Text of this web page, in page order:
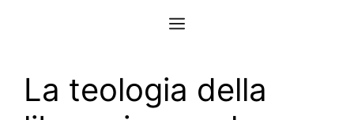
Menu
La teologia della